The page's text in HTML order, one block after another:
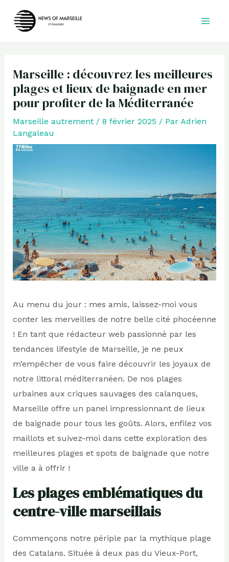
Marseille : découvrez les meilleures
plages et lieux de baignade en mer
pour profiter de la Méditerranée
Marseille autrement/ 8 février 2025 / Par Adrien
Langaleau
Au menu du jour : mes amis, laissez-moi vous
conter les merveilles de notre belle cité phocéenne
! En tant que rédacteur web passionné par les
tendances lifestyle de Marseille, je ne peux
m’empêcher de vous faire découvrir les joyaux de
notre littoral méditerranéen. De nos plages
urbaines aux criques sauvages des calanques,
Marseille offre un panel impressionnant de lieux
de baignade pour tous les goûts. Alors, enfilez vos
maillots et suivez-moi dans cette exploration des
meilleures plages et spots de baignade que notre
ville a à offrir !
Les plages emblématiques du
centre-ville marseillais
Commençons notre périple par la mythique plage
des Catalans. Située à deux pas du Vieux-Port,